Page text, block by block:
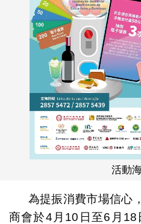
活動
為提振消費市場信心
商會於4月10日至6月